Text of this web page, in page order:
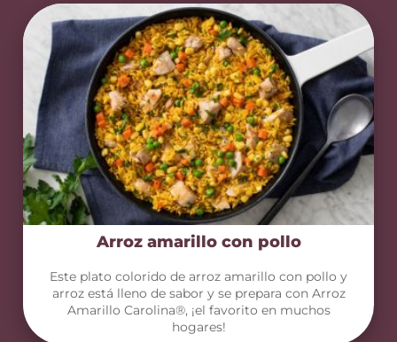
Arroz amarillo con pollo
Este plato colorido de arroz amarillo con pollo y
arroz está lleno de sabor y se prepara con Arroz
Amarillo Carolina®, ¡el favorito en muchos
hogares!